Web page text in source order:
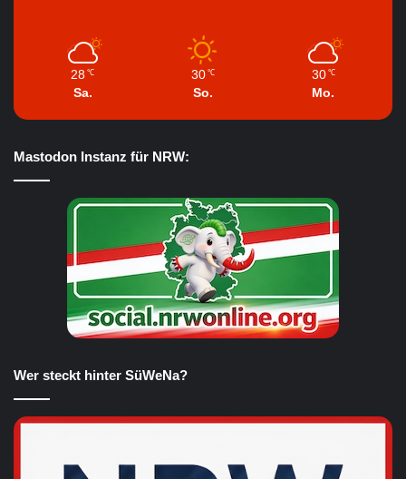
28 ℃
Sa.
30 ℃
So.
30 ℃
Mo.
Mastodon Instanz für NRW:
Wer steckt hinter SüWeNa?